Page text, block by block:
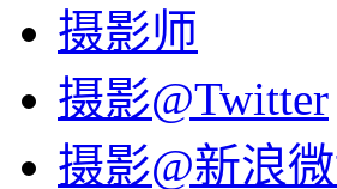
摄影师
摄影@Twitter
摄影@新浪